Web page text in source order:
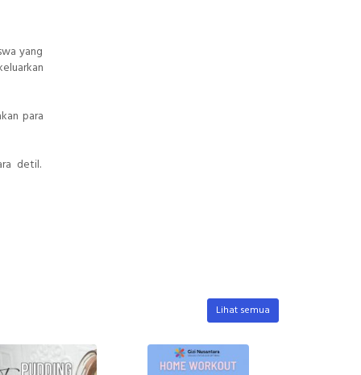
yang
para
detil.
Lihat semua